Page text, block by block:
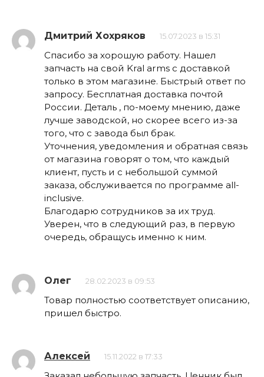
Дмитрий Хохряков 15.07.2023 в 15:31
Спасибо за хорошую работу. Нашел
запчасть на свой Kral arms с доставкой
только в этом магазине. Быстрый ответ по
запросу. Бесплатная доставка почтой
России. Деталь , по-моему мнению, даже
лучше заводской, но скорее всего из-за
того, что с завода был брак.
Уточнения, уведомления и обратная связь
от магазина говорят о том, что каждый
клиент, пусть и с небольшой суммой
заказа, обслуживается по программе all-
inclusive.
Благодарю сотрудников за их труд.
Уверен, что в следующий раз, в первую
очередь, обращусь именно к ним.
Олег 28.02.2023 в 09:53
Товар полностью соответствует описанию,
пришел быстро.
Алексей 15.11.2022 в 17:33